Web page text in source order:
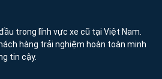
trong lĩnh vực xe cũ tại Việt Nam.
hàng trải nghiệm hoàn toàn minh
tin cậy.